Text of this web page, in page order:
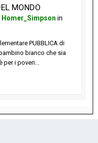
MONDO
Homer_Simpson in
PUBBLICA di
bianco che sia
i poveri...